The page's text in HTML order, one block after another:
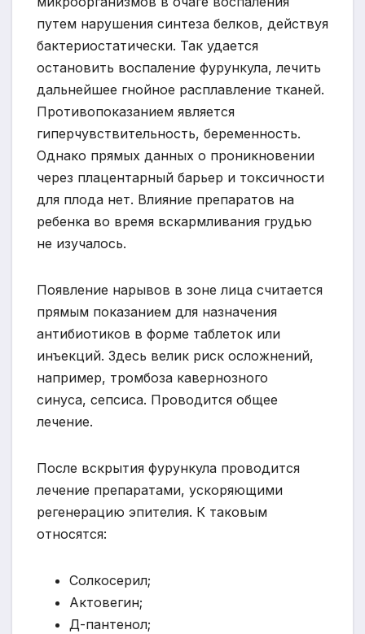
путем нарушения синтеза белков, действуя
бактериостатически. Так удается
остановить воспаление фурункула, лечить
дальнейшее гнойное расплавление тканей.
Противопоказанием является
гиперчувствительность, беременность.
Однако прямых данных о проникновении
через плацентарный барьер и токсичности
для плода нет. Влияние препаратов на
ребенка во время вскармливания грудью
не изучалось.
Появление нарывов в зоне лица считается
прямым показанием для назначения
антибиотиков в форме таблеток или
инъекций. Здесь велик риск осложнений,
например, тромбоза кавернозного
синуса, сепсиса. Проводится общее
лечение.
После вскрытия фурункула проводится
лечение препаратами, ускоряющими
регенерацию эпителия. К таковым
относятся:
Солкосерил;
Актовегин;
Д-пантенол;